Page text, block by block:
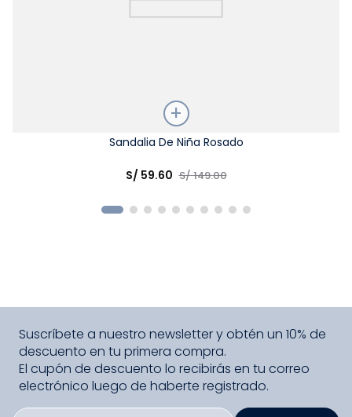
Sandalia De Niña Rosado
S/ 59.60 S/149.00
Suscríbete a nuestro newsletter y obtén un 10% de
descuento en tu primera compra.
El cupón de descuento lo recibirás en tu correo
electrónico luego de haberte registrado.